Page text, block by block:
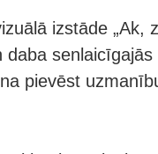
izstāde „Ak,
daba
pievēst